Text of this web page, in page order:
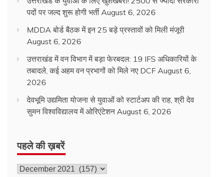
पदों पर जल्द शुरू होगी भर्ती August 6, 2026
MDDA बोर्ड बैठक में इन 25 बड़े प्रस्तावों को मिली मंजूरी
August 6, 2026
उत्तराखंड में वन विभाग में बड़ा फेरबदल: 19 IFS अधिकारियों के
तबादले, कई अहम वन प्रभागों को मिले नए DCF August 6,
2026
देवभूमि उद्यमिता योजना से युवाओं को स्टार्टअप की राह, श्री देव
सुमन विश्वविद्यालय में ओरिएंटेशन August 6, 2026
पहले की ख़बरें
पहले